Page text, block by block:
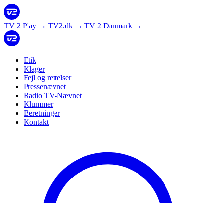
TV 2 Play → TV2.dk → TV 2 Danmark →
Etik
Klager
Fejl og rettelser
Pressenævnet
Radio TV-Nævnet
Klummer
Beretninger
Kontakt